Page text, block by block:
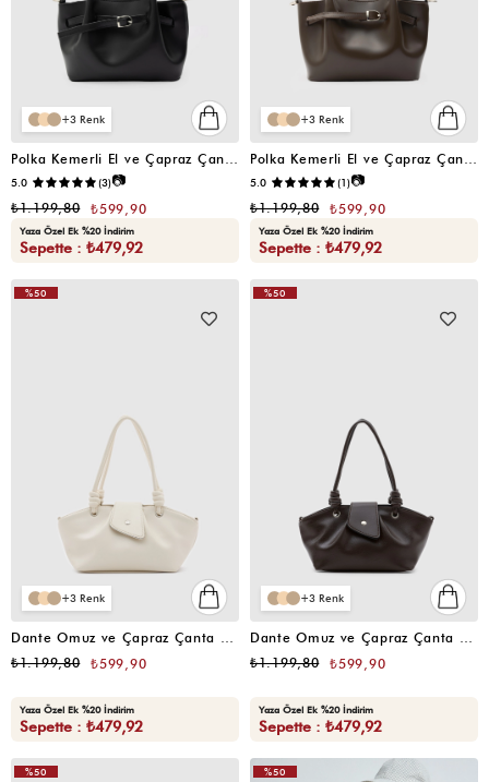
3
Polka Kemerli El ve Çapraz Çanta Siyah
5.0 (3)📷
₺599,90
₺1.199,80
Yaza Özel Ek %20 İndirim
Sepette : ₺479,92
3
Polka Kemerli El ve Çapraz Çanta Kahve
5.0 (1)📷
₺599,90
₺1.199,80
Yaza Özel Ek %20 İndirim
Sepette : ₺479,92
3
₺599,90
₺1.199,80
Yaza Özel Ek %20 İndirim
Sepette : ₺479,92
%50
3
₺599,90
₺1.199,80
Yaza Özel Ek %20 İndirim
Sepette : ₺479,92
%50
%50 %50